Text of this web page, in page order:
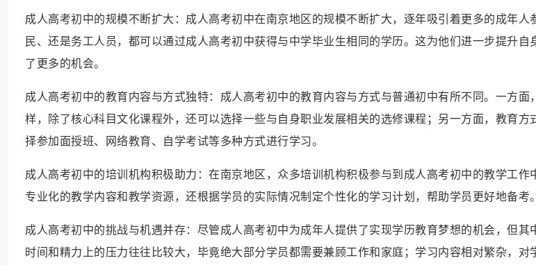
成人高考初中的规模不断扩大：成人高考初中在南京地区的规模不断扩大，逐年吸引着更多的成年人
民、还是务工人员，都可以通过成人高考初中获得与中学毕业生相同的学历。这为他们进一步提升自
了更多的机会。
成人高考初中的教育内容与方式独特：成人高考初中的教育内容与方式与普通初中有所不同。一方面
样，除了核心科目文化课程外，还可以选择一些与自身职业发展相关的选修课程；另一方面，教育方
择参加面授班、网络教育、自学考试等多种方式进行学习。
成人高考初中的培训机构积极助力：在南京地区，众多培训机构积极参与到成人高考初中的教学工作
专业化的教学内容和教学资源，还根据学员的实际情况制定个性化的学习计划，帮助学员更好地备考。
成人高考初中的挑战与机遇并存：尽管成人高考初中为成年人提供了实现学历教育梦想的机会，但其
时间和精力上的压力往往比较大，毕竟绝大部分学员都需要兼顾工作和家庭；学习内容相对繁杂，对